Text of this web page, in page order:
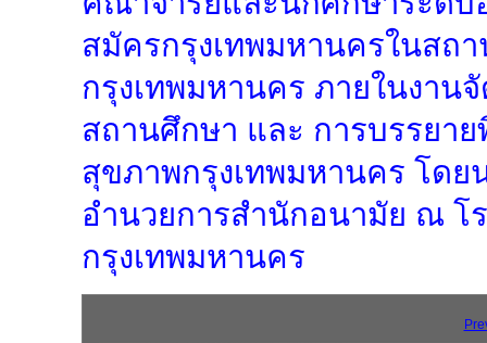
สมัครกรุงเทพมหานครในสถ
กรุงเทพมหานคร ภายในงาน
สถานศึกษา และ การบรรยา
สุขภาพกรุงเทพมหานคร โด
อำนวยการสำนักอนามัย ณ โร
กรุงเทพมหานคร